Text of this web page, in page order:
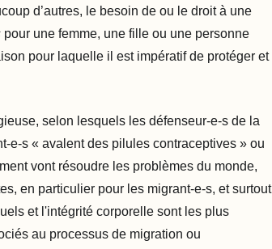
d’autres, le besoin de ou le droit à une
pour une femme, une fille ou une personne
pour laquelle il est impératif de protéger et
selon lesquels les défenseur-e-s de la
e-s « avalent des pilules contraceptives » ou
vont résoudre les problèmes du monde,
en particulier pour les migrant-e-s, et surtout
et l'intégrité corporelle sont les plus
au processus de migration ou